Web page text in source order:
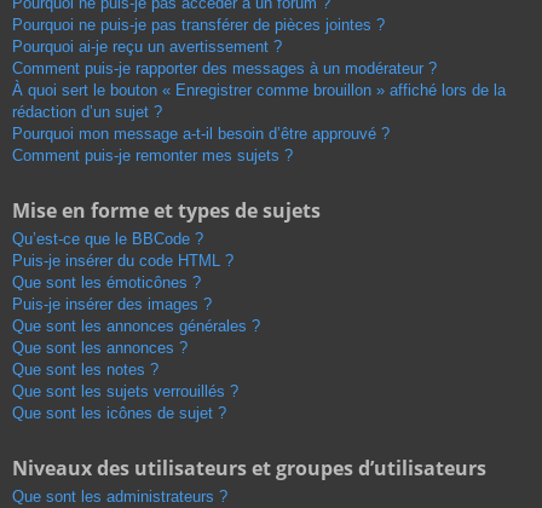
Pourquoi ne puis-je pas transférer de pièces jointes ?
Pourquoi ai-je reçu un avertissement ?
Comment puis-je rapporter des messages à un modérateur ?
À quoi sert le bouton « Enregistrer comme brouillon » affiché lors de la
rédaction d’un sujet ?
Pourquoi mon message a-t-il besoin d’être approuvé ?
Comment puis-je remonter mes sujets ?
Mise en forme et types de sujets
Qu’est-ce que le BBCode ?
Puis-je insérer du code HTML ?
Que sont les émoticônes ?
Puis-je insérer des images ?
Que sont les annonces générales ?
Que sont les annonces ?
Que sont les notes ?
Que sont les sujets verrouillés ?
Que sont les icônes de sujet ?
Niveaux des utilisateurs et groupes d’utilisateurs
Que sont les administrateurs ?